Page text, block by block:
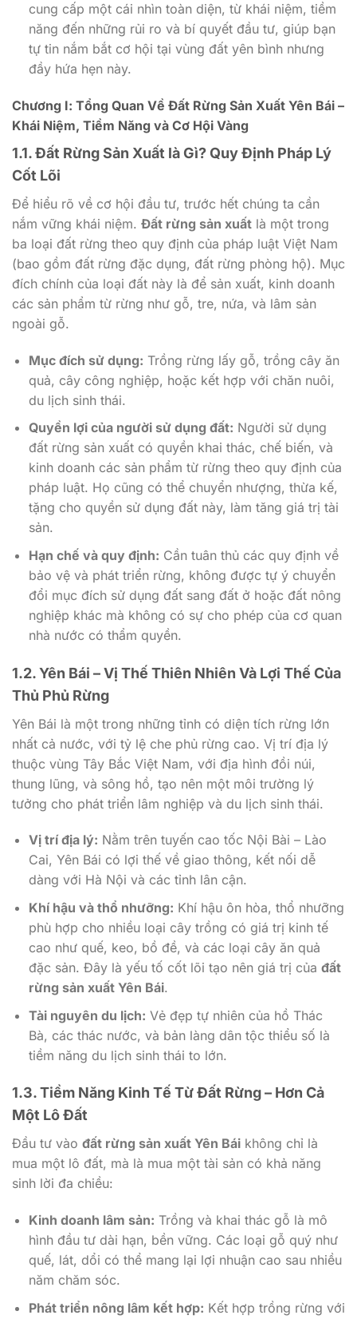
cung cấp một cái nhìn toàn diện, từ khái niệm, tiềm
năng đến những rủi ro và bí quyết đầu tư, giúp bạn
tự tin nắm bắt cơ hội tại vùng đất yên bình nhưng
đầy hứa hẹn này.
Chương I: Tổng Quan Về Đất Rừng Sản Xuất Yên Bái –
Khái Niệm, Tiềm Năng và Cơ Hội Vàng
1.1. Đất Rừng Sản Xuất là Gì? Quy Định Pháp Lý
Cốt Lõi
Để hiểu rõ về cơ hội đầu tư, trước hết chúng ta cần
nắm vững khái niệm. Đất rừng sản xuất là một trong
ba loại đất rừng theo quy định của pháp luật Việt Nam
(bao gồm đất rừng đặc dụng, đất rừng phòng hộ). Mục
đích chính của loại đất này là để sản xuất, kinh doanh
các sản phẩm từ rừng như gỗ, tre, nứa, và lâm sản
ngoài gỗ.
Mục đích sử dụng: Trồng rừng lấy gỗ, trồng cây ăn
quả, cây công nghiệp, hoặc kết hợp với chăn nuôi,
du lịch sinh thái.
Quyền lợi của người sử dụng đất: Người sử dụng
đất rừng sản xuất có quyền khai thác, chế biến, và
kinh doanh các sản phẩm từ rừng theo quy định của
pháp luật. Họ cũng có thể chuyển nhượng, thừa kế,
tặng cho quyền sử dụng đất này, làm tăng giá trị tài
sản.
Hạn chế và quy định: Cần tuân thủ các quy định về
bảo vệ và phát triển rừng, không được tự ý chuyển
đổi mục đích sử dụng đất sang đất ở hoặc đất nông
nghiệp khác mà không có sự cho phép của cơ quan
nhà nước có thẩm quyền.
1.2. Yên Bái – Vị Thế Thiên Nhiên Và Lợi Thế Của
Thủ Phủ Rừng
Yên Bái là một trong những tỉnh có diện tích rừng lớn
nhất cả nước, với tỷ lệ che phủ rừng cao. Vị trí địa lý
thuộc vùng Tây Bắc Việt Nam, với địa hình đồi núi,
thung lũng, và sông hồ, tạo nên một môi trường lý
tưởng cho phát triển lâm nghiệp và du lịch sinh thái.
Vị trí địa lý: Nằm trên tuyến cao tốc Nội Bài – Lào
Cai, Yên Bái có lợi thế về giao thông, kết nối dễ
dàng với Hà Nội và các tỉnh lân cận.
Khí hậu và thổ nhưỡng: Khí hậu ôn hòa, thổ nhưỡng
phù hợp cho nhiều loại cây trồng có giá trị kinh tế
cao như quế, keo, bồ đề, và các loại cây ăn quả
đặc sản. Đây là yếu tố cốt lõi tạo nên giá trị của đất
rừng sản xuất Yên Bái.
Tài nguyên du lịch: Vẻ đẹp tự nhiên của hồ Thác
Bà, các thác nước, và bản làng dân tộc thiểu số là
tiềm năng du lịch sinh thái to lớn.
1.3. Tiềm Năng Kinh Tế Từ Đất Rừng – Hơn Cả
Một Lô Đất
Đầu tư vào đất rừng sản xuất Yên Bái không chỉ là
mua một lô đất, mà là mua một tài sản có khả năng
sinh lời đa chiều:
Kinh doanh lâm sản: Trồng và khai thác gỗ là mô
hình đầu tư dài hạn, bền vững. Các loại gỗ quý như
quế, lát, dổi có thể mang lại lợi nhuận cao sau nhiều
năm chăm sóc.
Phát triển nông lâm kết hợp: Kết hợp trồng rừng với